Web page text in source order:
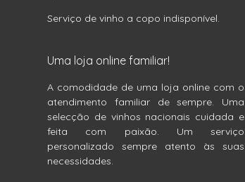
Serviço de vinho a copo indisponível.
Uma loja online familiar!
A comodidade de uma loja online com o
atendimento familiar de sempre. Uma
selecção de vinhos nacionais cuidada e
feita com paixão. Um serviço
personalizado sempre atento às suas
necessidades.